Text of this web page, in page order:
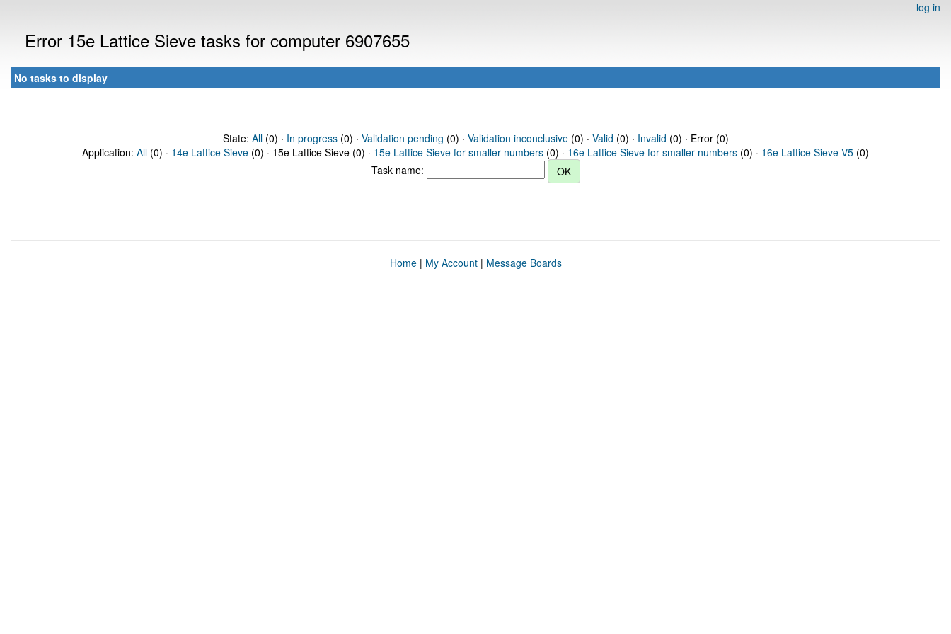
log in
Error 15e Lattice Sieve tasks for computer 6907655
No tasks to display
State: All(0) · In progress(0) · Validation pending (0) · Validation inconclusive(0) · Valid (0) · Invalid (0) · Error (0)
Application: All (0) · 14e Lattice Sieve (0) · 15e Lattice Sieve (0) · 15e Lattice Sieve for smaller numbers (0) · 16e Lattice Sieve for smaller numbers (0) · 16e Lattice Sieve V5 (0)
Task name:
Home| My Account| Message Boards